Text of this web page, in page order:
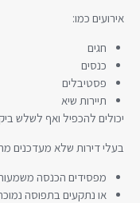
אירועים כמו:
חגים
כנסים
פסטיבלים
תיירות שיא
יכולים להכפיל ואף לשלש
בעלי דירות שלא מעדכנים
מפסידים הכנסה
או נתקעים בתפוסה